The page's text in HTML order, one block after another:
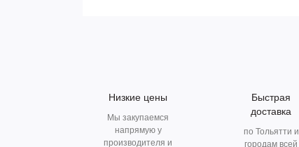
Низкие цены
Мы закупаемся
напрямую у
производителя и
Быстрая
доставка
по Тольятти и
городам всей